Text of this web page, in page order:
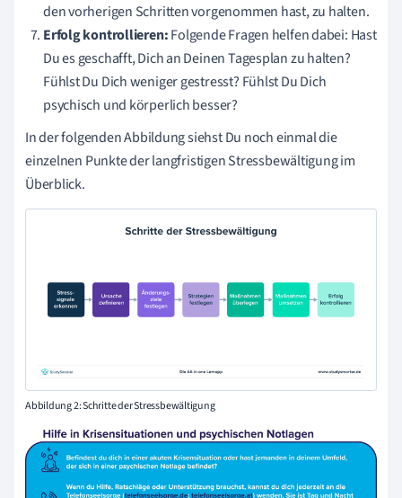
den vorherigen Schritten vorgenommen hast, zu halten.
Erfolg kontrollieren:Folgende Fragen helfen dabei: Hast
Du es geschafft, Dich an Deinen Tagesplan zu halten?
Fühlst Du Dich weniger gestresst? Fühlst Du Dich
psychisch und körperlich besser?
In der folgenden Abbildung siehst Du noch einmal die
einzelnen Punkte der langfristigen Stressbewältigung im
Überblick.
Abbildung 2: Schritte der Stressbewältigung